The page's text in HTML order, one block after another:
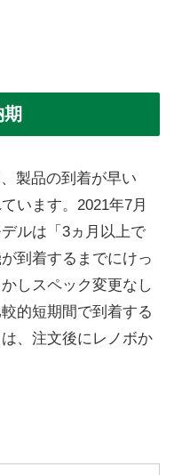
製品の到着が早い
います。2021年7月
ルは「3ヵ月以上で
到着するまでにけっ
しスペック変更なし
的短期間で到着する
、注文後にレノボか